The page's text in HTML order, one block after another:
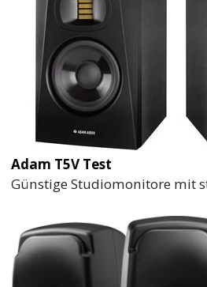
Adam T5V Test
Günstige Studiomonitore mit